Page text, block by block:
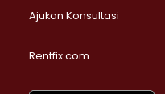
Ajukan Konsultasi
Rentfix.com